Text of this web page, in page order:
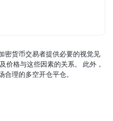
密货币交易者提供必要的视觉见
价格与这些因素的关系。 此外，
理的多空开仓平仓。